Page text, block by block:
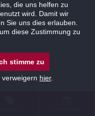
die uns helfen zu
wird. Damit wir
Sie uns dies erlauben.
diese Zustimmung zu
stimme zu
hier.